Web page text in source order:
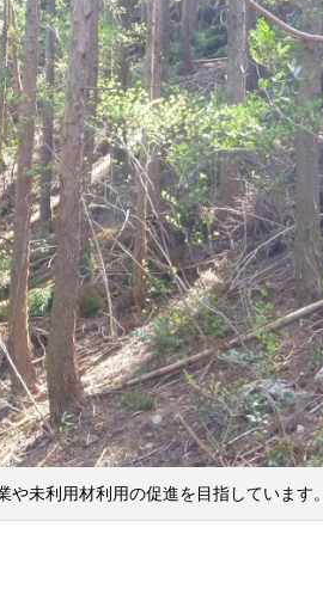
未利用材利用の促進を目指しています。